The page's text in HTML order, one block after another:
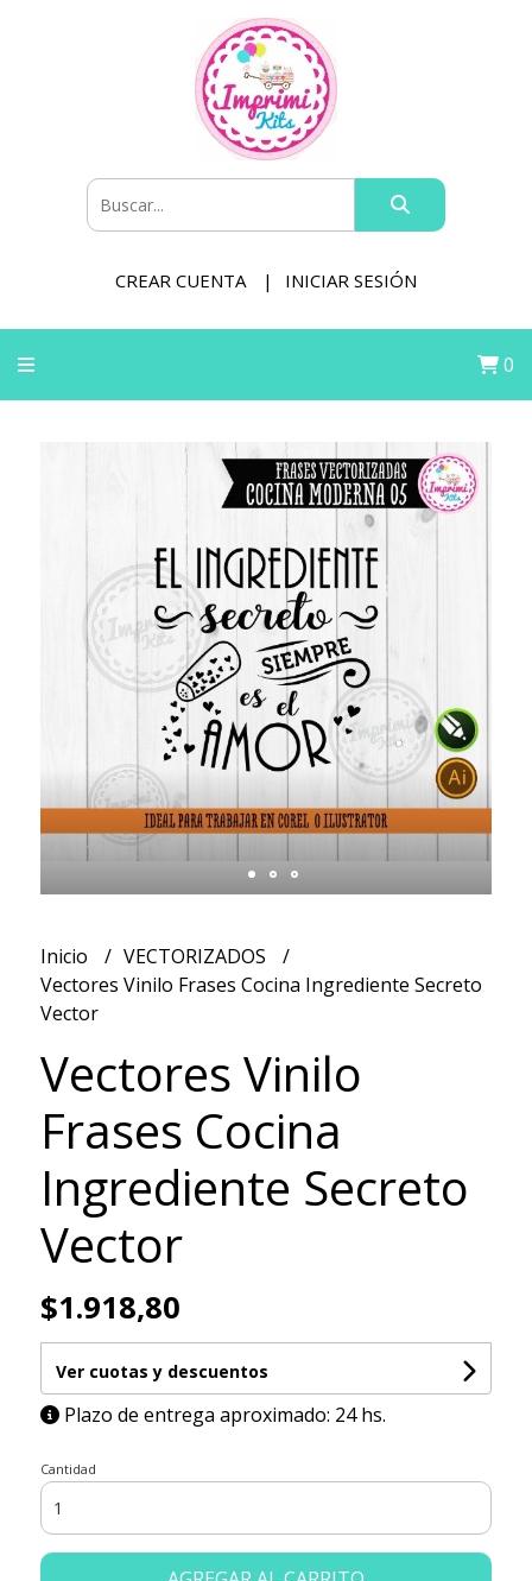
CREAR CUENTA INICIAR SESIÓN
0
Inicio
VECTORIZADOS
Vectores Vinilo Frases Cocina Ingrediente Secreto
Vector
Vectores Vinilo
Frases Cocina
Ingrediente Secreto
Vector
$1.918,80
Ver cuotas y descuentos
Plazo de entrega aproximado: 24 hs.
Cantidad